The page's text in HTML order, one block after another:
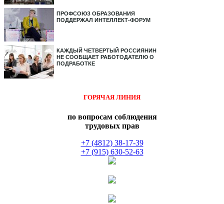
ПРОФСОЮЗ ОБРАЗОВАНИЯ
ПОДДЕРЖАЛ ИНТЕЛЛЕКТ-ФОРУМ
КАЖДЫЙ ЧЕТВЕРТЫЙ РОССИЯНИН
НЕ СООБЩАЕТ РАБОТОДАТЕЛЮ О
ПОДРАБОТКЕ
ГОРЯЧАЯ ЛИНИЯ
по вопросам соблюдения
трудовых прав
+7 (4812) 38-17-39
+7 (915) 630-52-63